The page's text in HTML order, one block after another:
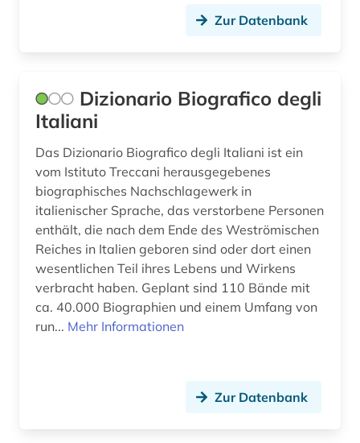
san marino (1)
schriftstellerin (1)
somalia (1)
sozialwissenschaften (1)
sprachatlas (1)
sprachgeografie (1)
sprachpraxis (2)
Zur Datenbank
Dizionario Biografico degli
Italiani
Das Dizionario Biografico degli Italiani ist ein
vom Istituto Treccani herausgegebenes
biographisches Nachschlagewerk in
italienischer Sprache, das verstorbene Personen
enthält, die nach dem Ende des Weströmischen
Reiches in Italien geboren sind oder dort einen
wesentlichen Teil ihres Lebens und Wirkens
verbracht haben. Geplant sind 110 Bände mit
ca. 40.000 Biographien und einem Umfang von
run... Mehr Informationen
Zur Datenbank